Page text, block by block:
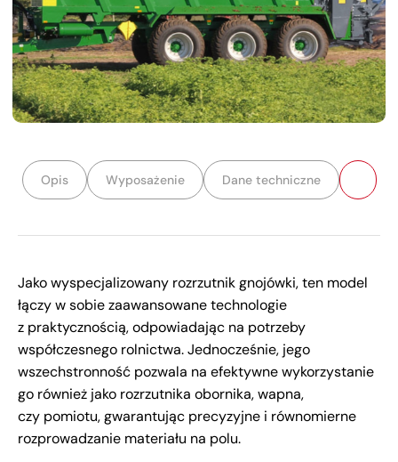
Opis Wyposażenie Dane techniczne
Jako wyspecjalizowany rozrzutnik gnojówki, ten model
łączy w sobie zaawansowane technologie
z praktycznością, odpowiadając na potrzeby
współczesnego rolnictwa. Jednocześnie, jego
wszechstronność pozwala na efektywne wykorzystanie
go również jako rozrzutnika obornika, wapna,
czy pomiotu, gwarantując precyzyjne i równomierne
rozprowadzanie materiału na polu.